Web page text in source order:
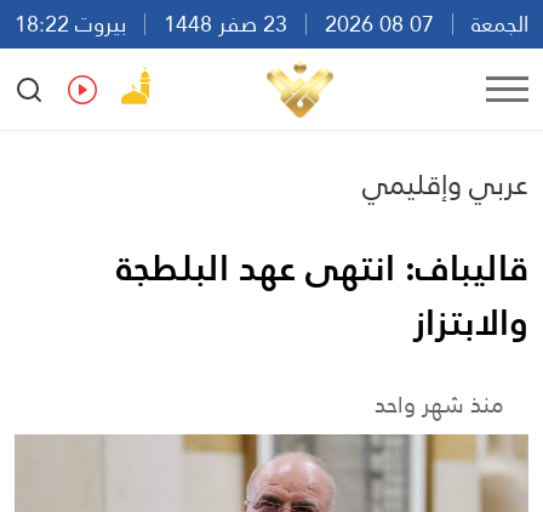
الجمعة
بيروت 18:22
Ar
En Fr Es
عربي وإقليمي
قاليباف: انتهى عهد البلطجة
والابتزاز
منذ شهر واحد